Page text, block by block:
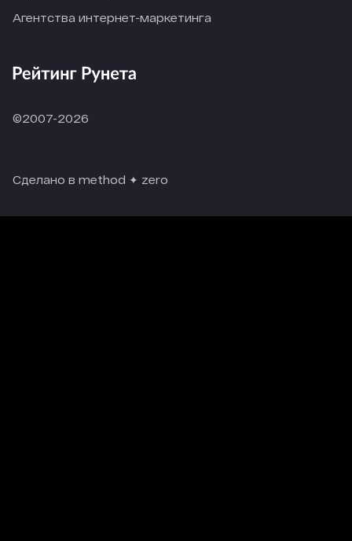
Агентства интернет-маркетинга
©2007-2026
Сделано в method ✦ zero